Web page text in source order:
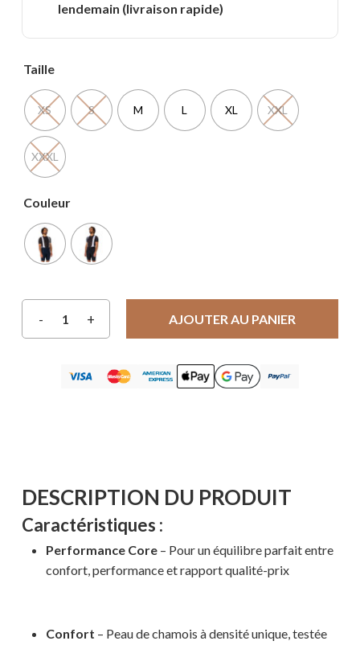
lendemain (livraison rapide)
Taille
XS S M L XL XXL
XXXL
Couleur
AJOUTER AU PANIER
DESCRIPTION DU PRODUIT
Caractéristiques :
Performance Core – Pour un équilibre parfait entre
confort, performance et rapport qualité-prix
Confort – Peau de chamois à densité unique, testée